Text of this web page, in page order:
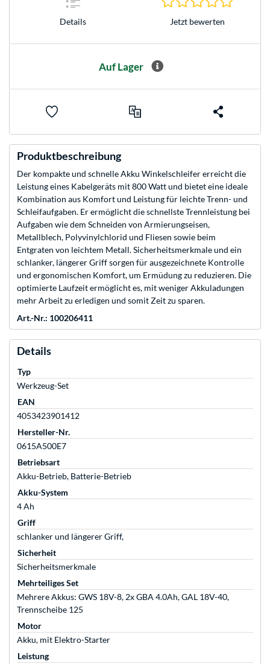
Details Jetzt bewerten
Auf Lager
Produktbeschreibung
Der kompakte und schnelle Akku Winkelschleifer erreicht die
Leistung eines Kabelgeräts mit 800 Watt und bietet eine ideale
Kombination aus Komfort und Leistung für leichte Trenn- und
Schleifaufgaben. Er ermöglicht die schnellste Trennleistung bei
Aufgaben wie dem Schneiden von Armierungseisen,
Metallblech, Polyvinylchlorid und Fliesen sowie beim
Entgraten von leichtem Metall. Sicherheitsmerkmale und ein
schlanker, längerer Griff sorgen für ausgezeichnete Kontrolle
und ergonomischen Komfort, um Ermüdung zu reduzieren. Die
optimierte Laufzeit ermöglicht es, mit weniger Akkuladungen
mehr Arbeit zu erledigen und somit Zeit zu sparen.
Art.-Nr.: 100206411
Details
Typ
Werkzeug-Set
EAN
4053423901412
Hersteller-Nr.
0615A500E7
Betriebsart
Akku-Betrieb, Batterie-Betrieb
Akku-System
4 Ah
Griff
schlanker und längerer Griff,
Sicherheit
Sicherheitsmerkmale
Mehrteiliges Set
Mehrere Akkus: GWS 18V-8, 2x GBA 4.0Ah, GAL 18V-40,
Trennscheibe 125
Motor
Akku, mit Elektro-Starter
Leistung